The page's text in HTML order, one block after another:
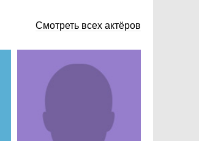
Смотреть всех актёров